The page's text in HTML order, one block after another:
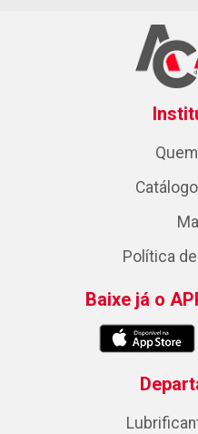
Política
Baixe já o